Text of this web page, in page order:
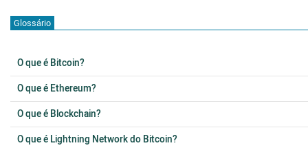
Glossário
O que é Bitcoin?
O que é Ethereum?
O que é Blockchain?
O que é Lightning Network do Bitcoin?